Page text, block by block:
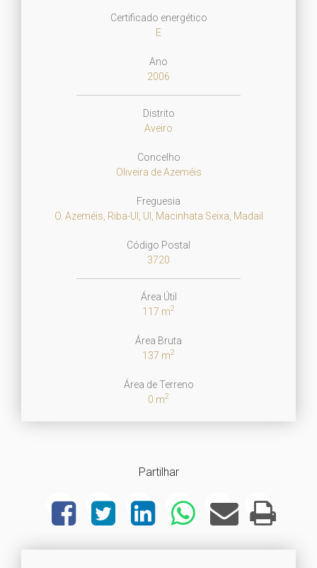
Certificado energético
E
Ano
2006
Distrito
Aveiro
Concelho
Oliveira de Azeméis
Freguesia
O. Azeméis, Riba-Ul, Ul, Macinhata Seixa, Madail
Código Postal
3720
Área Útil
117 m2
Área Bruta
137 m2
Área de Terreno
0 m2
Partilhar